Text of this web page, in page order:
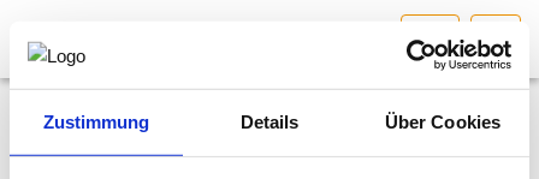
Zustimmung Details Über Cookies
SBG
Bundesland auswählen HOME
News